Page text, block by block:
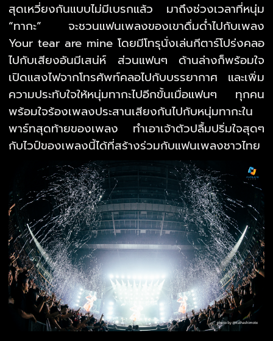
สุดเหวี่ยงกันแบบไม่มีเบรกแล้ว มาถึงช่วงเวลาที่หนุ่ม
“ทากะ” จะชวนแฟนเพลงของเขาดื่มด่ำไปกับเพลง
Your tear are mine โดยมีโทรุนั่งเล่นกีตาร์โปร่งคลอ
ไปกับเสียงอันมีเสน่ห์ ส่วนแฟนๆ ด้านล่างก็พร้อมใจ
เปิดแสงไฟจากโทรศัพท์คลอไปกับบรรยากาศ และเพิ่ม
ความประทับใจให้หนุ่มทากะไปอีกขั้นเมื่อแฟนๆ ทุกคน
พร้อมใจร้องเพลงประสานเสียงกันไปกับหนุ่มทากะใน
พาร์ทสุดท้ายของเพลง ทำเอาเจ้าตัวปลื้มปริ่มใจสุดๆ
กับไวป์ของเพลงนี้ได้ที่สร้างร่วมกับแฟนเพลงชาวไทย